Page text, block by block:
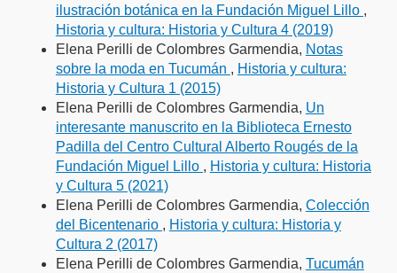
ilustración botánica en la Fundación Miguel Lillo ,
Historia y cultura: Historia y Cultura 4 (2019)
Elena Perilli de Colombres Garmendia, Notas
sobre la moda en Tucumán , Historia y cultura:
Historia y Cultura 1 (2015)
Elena Perilli de Colombres Garmendia, Un
interesante manuscrito en la Biblioteca Ernesto
Padilla del Centro Cultural Alberto Rougés de la
Fundación Miguel Lillo , Historia y cultura: Historia
y Cultura 5 (2021)
Elena Perilli de Colombres Garmendia, Colección
del Bicentenario , Historia y cultura: Historia y
Cultura 2 (2017)
Elena Perilli de Colombres Garmendia, Tucumán